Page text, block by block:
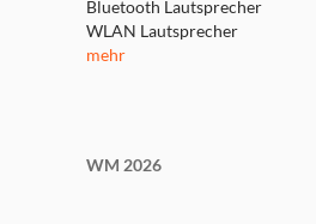
Bluetooth Lautsprecher
WLAN Lautsprecher
mehr
WM 2026